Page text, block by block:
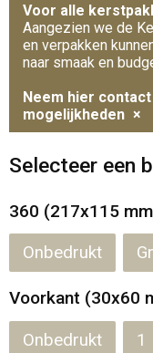
Voor alle
Aangezien we de
en verpakken
naar smaak en
Neem hier
mogelijkheden ×
Selecteer een
360 (217x115
Onbedrukt
Voorkant (30x60
Onbedrukt 1